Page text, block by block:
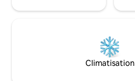
Climatisation